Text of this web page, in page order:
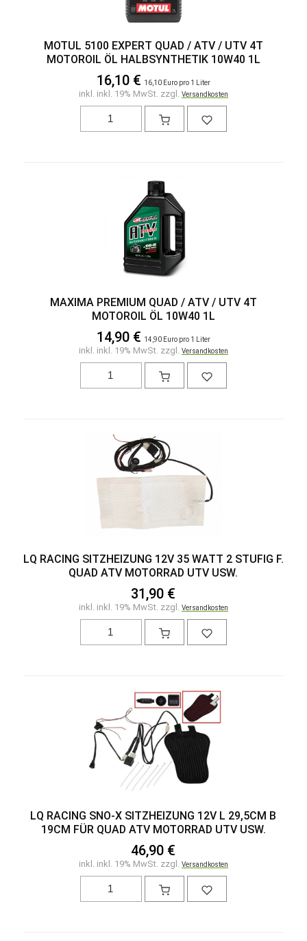
MOTUL 5100 EXPERT QUAD / ATV / UTV 4T
MOTOROIL ÖL HALBSYNTHETIK 10W40 1L
16,10 € 16,10 Euro pro 1 Liter
inkl. inkl. 19% MwSt. zzgl. Versandkosten
MAXIMA PREMIUM QUAD / ATV / UTV 4T
MOTOROIL ÖL 10W40 1L
14,90 € 14,90 Euro pro 1 Liter
inkl. inkl. 19% MwSt. zzgl. Versandkosten
LQ RACING SITZHEIZUNG 12V 35 WATT 2 STUFIG F.
QUAD ATV MOTORRAD UTV USW.
31,90 €
inkl. inkl. 19% MwSt. zzgl. Versandkosten
LQ RACING SNO-X SITZHEIZUNG 12V L 29,5CM B
19CM FÜR QUAD ATV MOTORRAD UTV USW.
46,90 €
inkl. inkl. 19% MwSt. zzgl. Versandkosten